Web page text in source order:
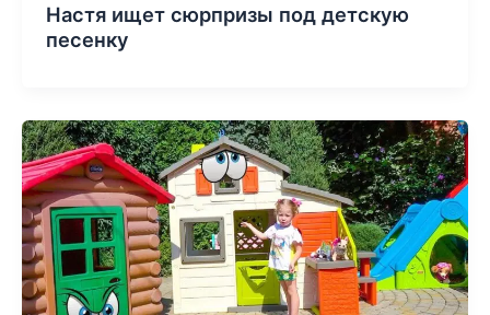
Настя ищет сюрпризы под детскую
песенку